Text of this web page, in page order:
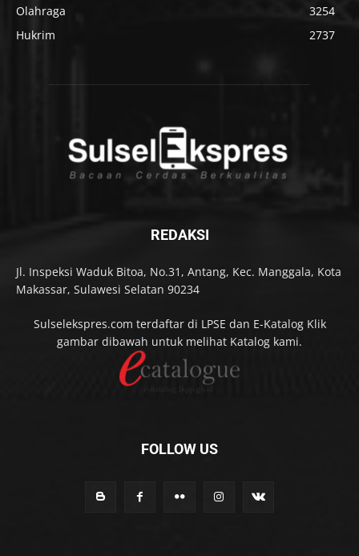
Olahraga
3254
Hukrim
2737
REDAKSI
Jl. Inspeksi Waduk Bitoa, No.31, Antang, Kec. Manggala, Kota
Makassar, Sulawesi Selatan 90234
Sulselekspres.com terdaftar di LPSE dan E-Katalog Klik
gambar dibawah untuk melihat Katalog kami.
FOLLOW US